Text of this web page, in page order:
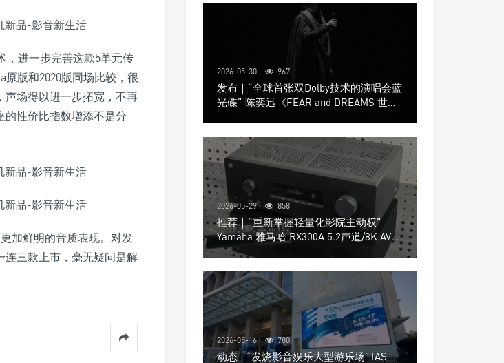
，进一步完善这款5单元传
版和2020版同场比较，很
声场得以进一步拓宽，不再
的性价比指数增添不是分
加鲜明的音质表现。对发
连三款上市，毫无疑问是解
2026-05-30 967
发布｜“全球首张双Dolby技术的演唱会蓝
光碟” 陈奕迅《FEAR and DREAMS 世界
2026-05-29 858
推荐｜“重新掌握轻量化影院主动权”
Yamaha 雅马哈 RX300A 5.2声道/8K AV放
大器
2026-05-16 780
动态 | “发烧影音娱乐大型游乐场”TAS